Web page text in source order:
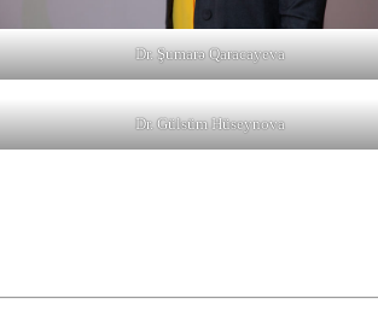
Dr. Şumarə Qaracayeva
Dr. Gülsüm Hüseynova